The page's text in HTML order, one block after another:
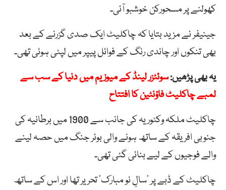
کھولنے پر مسحورکن خوشبو آئی۔
جینیفر نے مزید بتایا کہ چاکلیٹ ایک صدی گزرنے کے بعد
بھی تنکوں اور چاندی رنگ کے فوائل پیپر میں لپٹی ہوئی تھی۔
یہ بھی پڑھیں:سوئٹزر لینڈ کے میوزیم میں دنیا کے سب سے
لمبے چاکلیٹ فاؤنٹین کا افتتاح
چاکلیٹ ملکہ وکٹوریہ کی جانب سے 1900 میں برطانیہ کی
جنوبی افریقہ کے ساتھ ہونے والی بوئر جنگ میں حصہ لینے
والے فوجیوں کے لیے بنائی گئی تھی۔
چاکلیٹ کے ڈبے پر ’سالِ نو مبارک‘ تحریر تھا اور اس کے ساتھ